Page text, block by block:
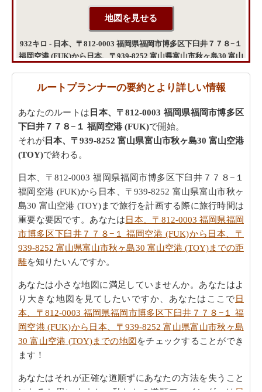
932キロ - 日本、〒812-0003 福岡県福岡市博多区下臼井７７８−１
福岡空港 (FUK)から日本、〒939-8252 富山県富山市秋ヶ島30 富山
ルートプランナーの要約とより詳しい情報
あなたのルートは 日本、〒812-0003 福岡県福岡市博多区
下臼井７７８−１ 福岡空港 (FUK)で開始。
それが 日本、〒939-8252 富山県富山市秋ヶ島30 富山空港
(TOY)で終わる。
日本、〒812-0003 福岡県福岡市博多区下臼井７７８−１
福岡空港 (FUK)から日本、〒939-8252 富山県富山市秋ヶ
島30 富山空港 (TOY)まで旅行を計画する際に旅行時間は
重要な要因です。あなたは日本、〒812-0003 福岡県福岡
市博多区下臼井７７８−１ 福岡空港 (FUK)から日本、〒
939-8252 富山県富山市秋ヶ島30 富山空港 (TOY)までの距
離を知りたいんですか。
あなたは小さな地図に満足していませんか。あなたはよ
り大きな地図を見てしたいですか、あなたはここで日
本、〒812-0003 福岡県福岡市博多区下臼井７７８−１ 福
岡空港 (FUK)から日本、〒939-8252 富山県富山市秋ヶ島
30 富山空港 (TOY)までの地図をチェックすることができ
ます！
あなたはそれが正確な道順ずにあなたの方法を失うこと